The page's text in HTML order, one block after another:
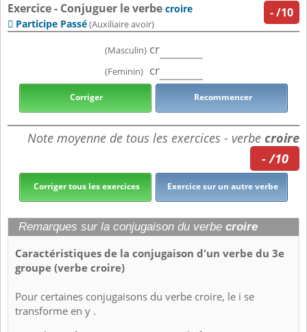
-/10
Exercice - Conjuguer le verbe croire
 Participe Passé(Auxiliaire avoir)
(Masculin) cr
(Feminin) cr
Corriger Recommencer
Note moyenne de tous les exercices - verbe croire
- /10
Corriger tous les exercices Exercice sur un autre verbe
Remarques sur la conjugaison du verbe croire
Caractéristiques de la conjugaison d'un verbe du 3e
groupe (verbe croire)
Pour certaines conjugaisons du verbe croire, le i se
transforme en y .